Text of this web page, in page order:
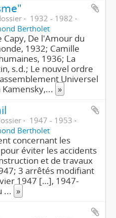
1932 - 1982
Bertholet
De l'Amour du
1932; Camille
1936; La
s.d.; Le nouvel ordre
Universel
Kamensky,... »
1947 - 1953
Bertholet
concernant les
éviter les accidents
et de travaux
3 arrêtés modifiant
1947 […], 1947-
... »